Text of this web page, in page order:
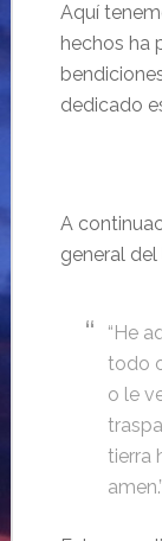
Aquí
hechos ha
dedicado
A
general del
“He
todo
o le
tierra